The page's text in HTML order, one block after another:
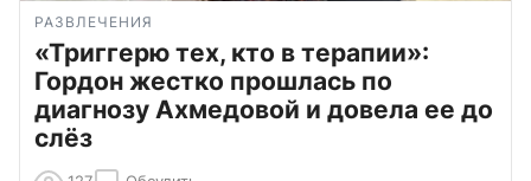
РАЗВЛЕЧЕНИЯ
«Триггерю тех, кто в терапии»:
Гордон жестко прошлась по
диагнозу Ахмедовой и довела ее до
слёз